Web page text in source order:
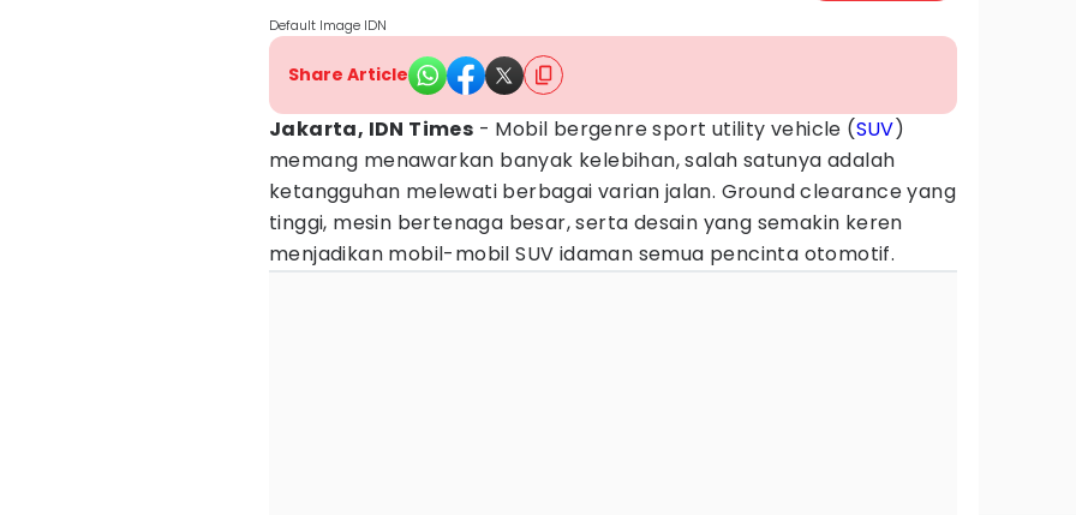
Default Image IDN
Share Article
Jakarta, IDN Times - Mobil bergenre sport utility vehicle (SUV)
memang menawarkan banyak kelebihan, salah satunya adalah
ketangguhan melewati berbagai varian jalan. Ground clearance yang
tinggi, mesin bertenaga besar, serta desain yang semakin keren
menjadikan mobil-mobil SUV idaman semua pencinta otomotif.